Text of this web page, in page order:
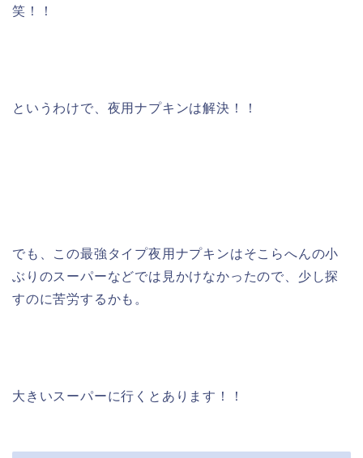
笑！！
というわけで、夜用ナプキンは解決！！
でも、この最強タイプ夜用ナプキンはそこらへんの小
ぶりのスーパーなどでは見かけなかったので、少し探
すのに苦労するかも。
大きいスーパーに行くとあります！！